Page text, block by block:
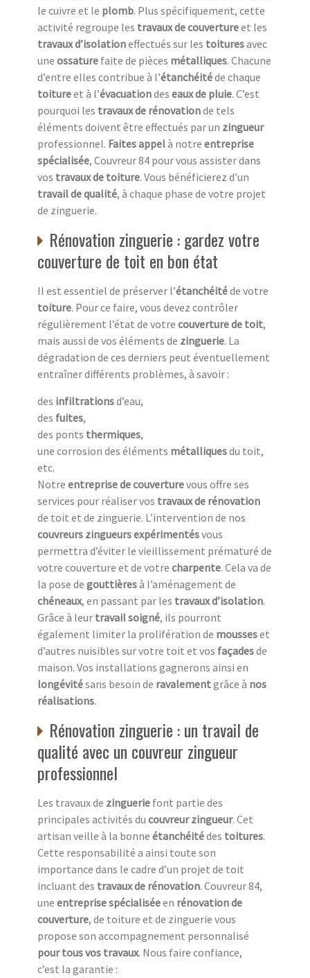
le cuivre et le plomb. Plus spécifiquement, cette
activité regroupe les travaux de couvertureet les
travaux d’isolationeffectués sur les toituresavec
une ossature faite de pièces métalliques. Chacune
d’entre elles contribue à l’étanchéitéde chaque
toitureet à l’évacuationdes eaux de pluie. C’est
pourquoi les travaux de rénovationde tels
éléments doivent être effectués par un zingueur
professionnel. Faites appelà notre entreprise
spécialisée, Couvreur 84 pour vous assister dans
vos travaux de toiture. Vous bénéficierez d’un
travail de qualité, à chaque phase de votre projet
de zinguerie.
Rénovation zinguerie : gardez votre
couverture de toit en bon état
Il est essentiel de préserver l’étanchéitéde votre
toiture. Pour ce faire, vous devez contrôler
régulièrement l’état de votre couverture de toit,
mais aussi de vos éléments de zinguerie. La
dégradation de ces derniers peut éventuellement
entraîner différents problèmes, à savoir :
des infiltrationsd’eau,
des fuites,
des ponts thermiques,
une corrosion des éléments métalliquesdu toit,
etc.
Notre entreprise de couverturevous offre ses
services pour réaliser vos travaux de rénovation
de toit et de zinguerie. L’intervention de nos
couvreurs zingueurs expérimentésvous
permettra d’éviter le vieillissement prématuré de
votre couverture et de votre charpente. Cela va de
la pose de gouttièresà l’aménagement de
chéneaux, en passant par les travaux d’isolation.
Grâce à leur travail soigné, ils pourront
également limiter la prolifération de mousseset
d’autres nuisibles sur votre toit et vos façadesde
maison. Vos installations gagnerons ainsi en
longévitésans besoin de ravalementgrâce à nos
réalisations.
Rénovation zinguerie : un travail de
qualité avec un couvreur zingueur
professionnel
Les travaux de zinguerie font partie des
principales activités du couvreur zingueur. Cet
artisan veille à la bonne étanchéitédes toitures.
Cette responsabilité a ainsi toute son
importance dans le cadre d’un projet de toit
incluant des travaux de rénovation. Couvreur 84,
une entreprise spécialiséeen rénovation de
couverture, de toiture et de zinguerie vous
propose son accompagnement personnalisé
pour tous vos travaux. Nous faire confiance,
c’est la garantie :